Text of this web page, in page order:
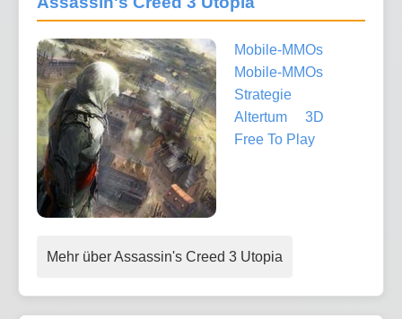
Mobile-MMOs
Mobile-MMOs
Strategie
Altertum
3D
Free To Play
Mehr über Assassin's Creed 3 Utopia